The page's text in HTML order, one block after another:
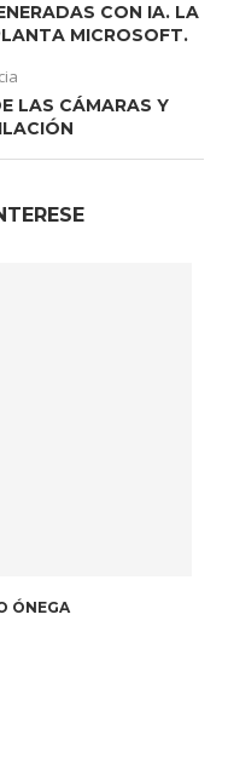
CON IA. LA
MICROSOFT.
LAS CÁMARAS Y
ÓNEGA